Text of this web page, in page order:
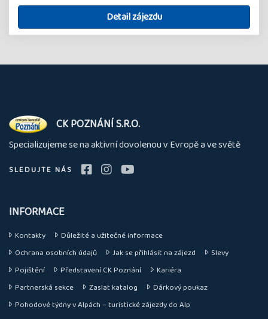
Detail zájezdu
O
nás
CK POZNÁNÍ S.R.O.
Specializujeme se na aktivní dovolenou v Evropě a ve světě
SLEDUJTE NÁS
INFORMACE
Kontakty
Důležité a užitečné informace
Ochrana osobních údajů
Jak se přihlásit na zájezd
Slevy
Pojištění
Představení CK Poznání
Kariéra
Partnerská sekce
Zaslat katalog
Dárkový poukaz
Pohodové týdny v Alpách – turistické zájezdy do Alp